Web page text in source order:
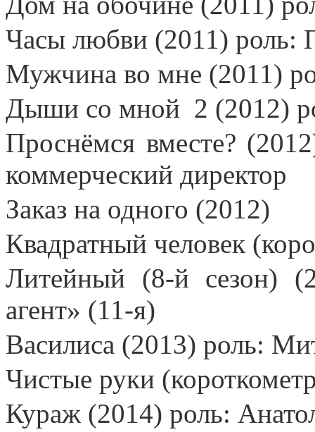
Часы любви (2011) роль:
Мужчина во мне (2011)
Дыши со мной 2 (2012)
Проснёмся вместе?
коммерческий директор
Заказ на одного (2012)
Квадратный человек
Литейный (8-й сезон)
агент» (11-я)
Василиса (2013) роль:
Чистые руки
Кураж (2014) роль: